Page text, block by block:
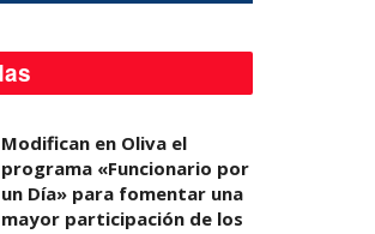
Modifican en Oliva el
programa «Funcionario por
un Día» para fomentar una
mayor participación de los